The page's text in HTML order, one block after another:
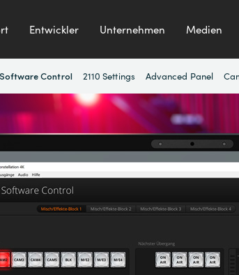
Entwickler Unternehmen Medien
Software Control 2110 Settings Advanced Panel